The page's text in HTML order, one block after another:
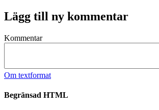
Lägg till ny kommentar
Kommentar
Om textformat
Begränsad HTML